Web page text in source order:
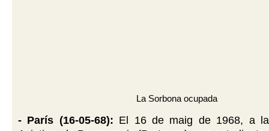
La Sorbona ocupada
- París (16-05-68): El 16 de maig de 1968, a